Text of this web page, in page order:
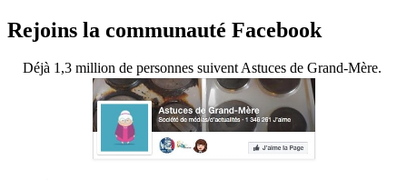
Rejoins la communauté Facebook
Déjà 1,3 million de personnes suivent Astuces de Grand-Mère.